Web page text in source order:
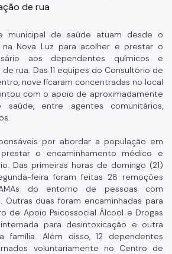
de rua
municipal de saúde atuam desde o
na Nova Luz para acolher e prestar o
aos dependentes químicos e
rua. Das 11 equipes do Consultório de
nove ficaram concentradas no local
com o apoio de aproximadamente
saúde, entre agentes comunitários,
por abordar a população em
o encaminhamento médico e
Das primeiras horas de domingo (21)
feira foram feitas 28 remoções
do entorno de pessoas com
Outras duas foram encaminhadas para
de Apoio Psicossocial Álcool e Drogas
para desintoxicação e outra
família. Além disso, 12 dependentes
voluntariamente no Centro de